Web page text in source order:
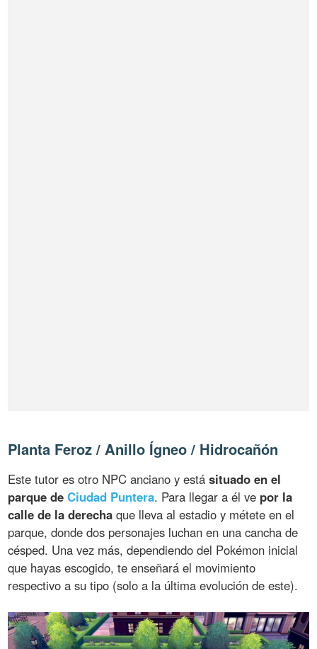
Planta Feroz / Anillo Ígneo / Hidrocañón
Este tutor es otro NPC anciano y estásituado en el
parque deCiudad Puntera. Para llegar a él ve por la
calle de la derecha que lleva al estadio y métete en el
parque, donde dos personajes luchan en una cancha de
césped. Una vez más, dependiendo del Pokémon inicial
que hayas escogido, te enseñará el movimiento
respectivo a su tipo (solo a la última evolución de este).